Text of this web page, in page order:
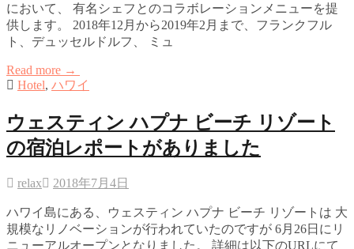
において、 有名シェフとのコラボレーションメニューを提
供します。 2018年12月から2019年2月まで、フランクフル
ト、デュッセルドルフ、 ミュ
Read more →
Hotel, ハワイ
ウェスティン ハプナ ビーチ リゾート
の宿泊レポートがありました
relax 2018年7月4日
ハワイ島にある、ウェスティン ハプナ ビーチ リゾートは 大
規模なリノベーションが行われていたのですが 6月26日にリ
ニューアルオープンとなりました。 詳細は以下のURLにて